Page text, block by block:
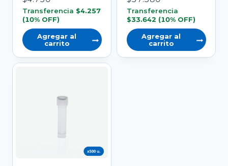
Transferencia $4.257
(10% OFF)
Agregar al
carrito
Transferencia
$33.642 (10% OFF)
Agregar al
carrito